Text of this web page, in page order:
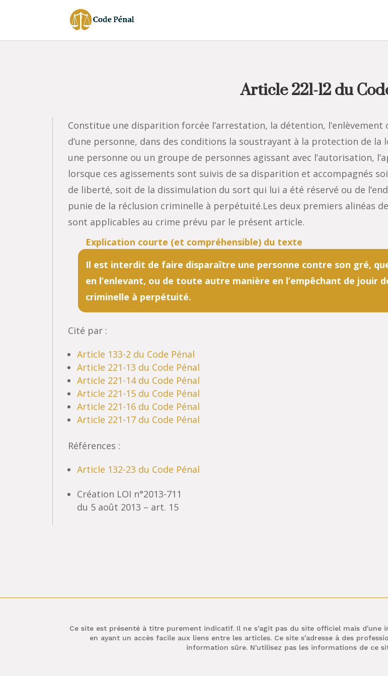
Article 221-12 du
Constitue une disparition forcée l’arrestation, la détention,
d’une personne, dans des conditions la soustrayant à la protection de
une personne ou un groupe de personnes agissant avec l’autorisation,
lorsque ces agissements sont suivis de sa disparition et accompagnés
de liberté, soit de la dissimulation du sort qui lui a été réservé ou de
punie de la réclusion criminelle à perpétuité.Les deux premiers alinéas
sont applicables au crime prévu par le présent article.
Il est interdit de faire disparaître une personne contre son gré,
en l’enlevant, ou de toute autre manière en l’empêchant de jouir
criminelle à perpétuité.
Cité par :
Article 133-2 du Code Pénal
Article 221-13 du Code Pénal
Article 221-14 du Code Pénal
Article 221-15 du Code Pénal
Article 221-16 du Code Pénal
Article 221-17 du Code Pénal
Références :
Article 132-23 du Code Pénal
Création LOI n°2013-711
du 5 août 2013 – art. 15
Ce site est présenté à titre purement indicatif. Il ne s'agit pas du site officiel mais
en ayant un accès facile aux liens entre les articles. Ce site s'adresse à des
information sûre. N'utilisez pas les informations de ce